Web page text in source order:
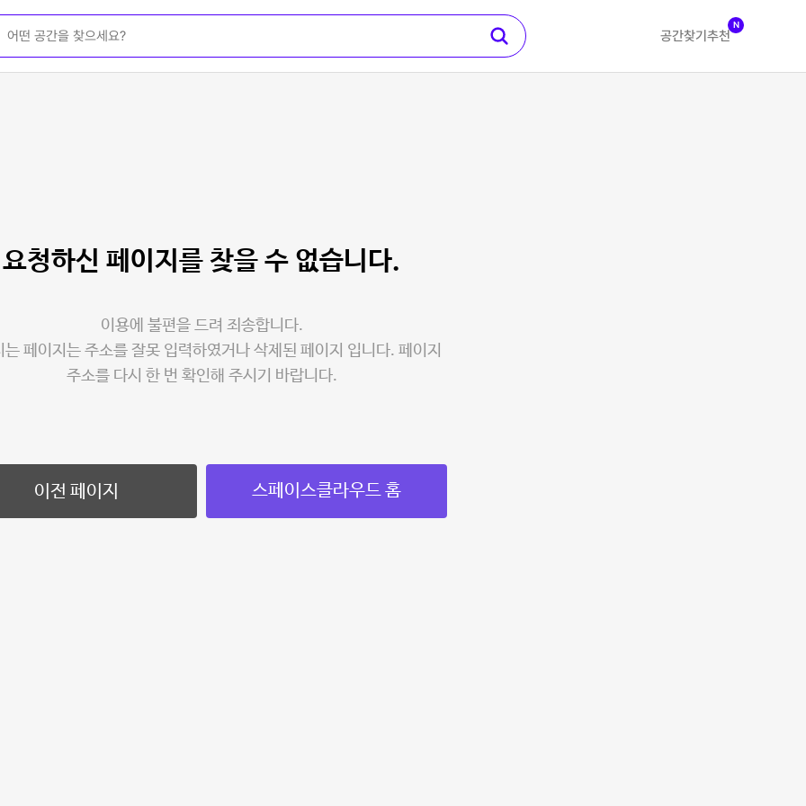
공간찾기 추천
N
요청하신 페이지를 찾을 수 없습니다.
이용에 불편을 드려 죄송합니다.
는 페이지는 주소를 잘못 입력하였거나 삭제된 페이지 입니다. 페이지
주소를 다시 한 번 확인해 주시기 바랍니다.
이전 페이지 스페이스클라우드 홈